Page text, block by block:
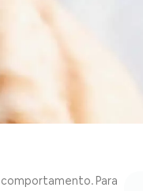
Para